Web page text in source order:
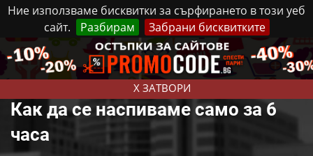
Ние използваме бисквитки за сърфирането в този уеб
сайт.
Разбирам Забрани бисквитките
X ЗАТВОРИ
Четвъртък, 6 Август, 2026 Реклама Контакти
Как да се наспиваме само за 6
часа